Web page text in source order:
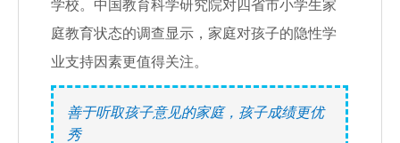
学校。中国教育科学研究院对四省市小学生家
庭教育状态的调查显示，家庭对孩子的隐性学
业支持因素更值得关注。
善于听取孩子意见的家庭，孩子成绩更优
秀